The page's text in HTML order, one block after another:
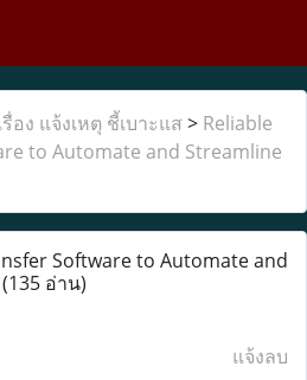
อง แจ้งเหตุ ชี้เบาะแส > Reliable
to Automate and Streamline
Software to Automate and
(135 อ่าน)
แจ้งลบ